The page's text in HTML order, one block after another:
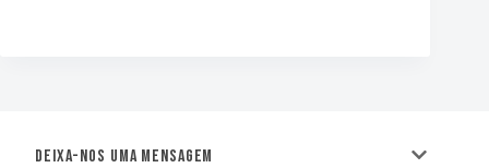
Deixa-nos uma mensagem